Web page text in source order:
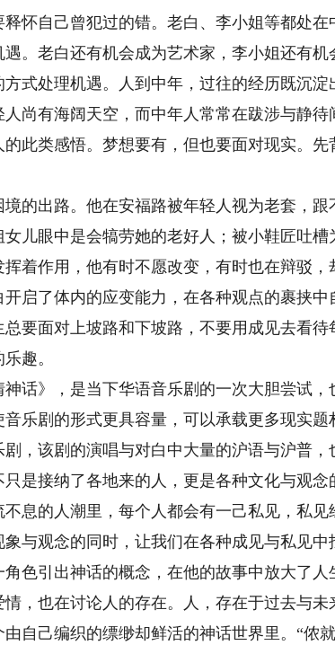
怀自己曾犯过的错。老白、李小姐等都处在
。老白还有机会成为艺术家，李小姐还有机
式处理机遇。人到中年，过往的经历既沉淀
尚有海阔天空，而中年人常常在跋涉与静待
此类感悟。梦想要有，但也要面对现实。先
出路。他在安福路被年轻人视为老套，跟
儿眼中是会犒劳她的老好人；被小鞋匠吐槽
着作用，他有时不愿改变，有时也在辩驳，
启了体内的应变能力，在各种观点的裹挟中
要面对上坡路和下坡路，不要用成见去看待
趣。
》，是当下华语音乐剧的一次大胆尝试，
乐剧的形式更具容量，可以承载更多现实题
，该剧的演唱与对白中大量的沪语与沪普，
是接纳了各地来的人，更是各种文化与观念
息的人潮里，每个人都会有一己私见，私见
与观念的同时，让我们在各种成见与私见中
色引出神话的概念，在他的故事中放大了人
，也在讨论人的存在。人，存在于过去与未
自己编织的缥缈却鲜活的神话世界里。“侬就